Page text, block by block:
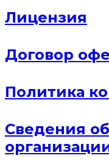
Лицензия
Договор
Политика
Сведения